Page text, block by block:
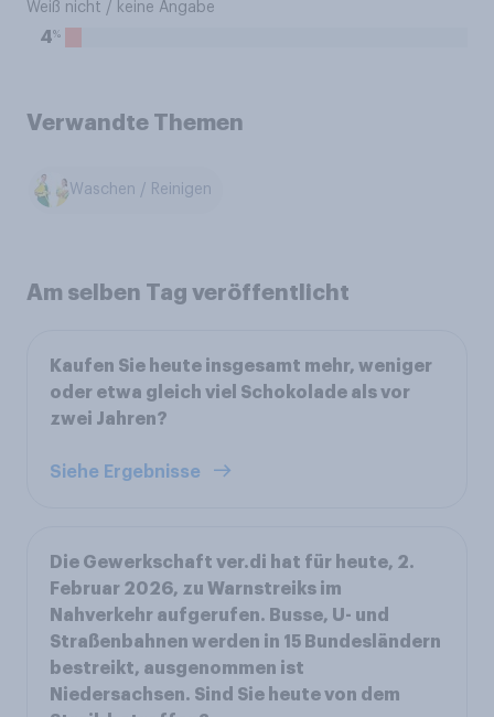
Weiß nicht / keine Angabe
4%
Verwandte Themen
Waschen / Reinigen
Am selben Tag veröffentlicht
Kaufen Sie heute insgesamt mehr, weniger
oder etwa gleich viel Schokolade als vor
zwei Jahren?
Siehe Ergebnisse
Die Gewerkschaft ver.di hat für heute, 2.
Februar 2026, zu Warnstreiks im
Nahverkehr aufgerufen. Busse, U- und
Straßenbahnen werden in 15 Bundesländern
bestreikt, ausgenommen ist
Niedersachsen. Sind Sie heute von dem